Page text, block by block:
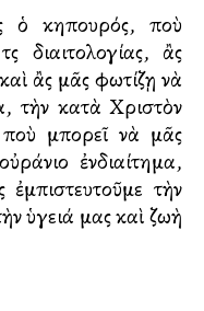
ὁ κηπουρός, ποὺ
διαιτολογίας, ἂς
ἂς μᾶς φωτίζῃ νὰ
τὴν κατὰ Χριστὸν
μπορεῖ νὰ μᾶς
ἐνδιαίτημα,
τὴν
ὑγειά μας καὶ ζωὴ